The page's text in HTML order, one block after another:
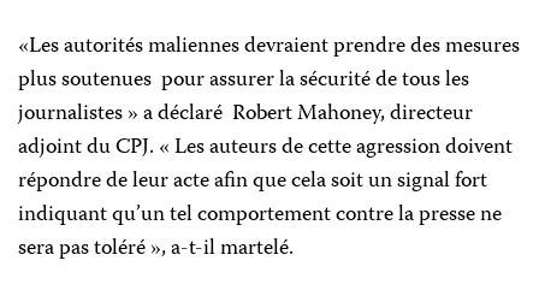
«Les autorités maliennes devraient prendre des mesures
plus soutenues pour assurer la sécurité de tous les
journalistes » a déclaré Robert Mahoney, directeur
adjoint du CPJ. « Les auteurs de cette agression doivent
répondre de leur acte afin que cela soit un signal fort
indiquant qu’un tel comportement contre la presse ne
sera pas toléré », a-t-il martelé.